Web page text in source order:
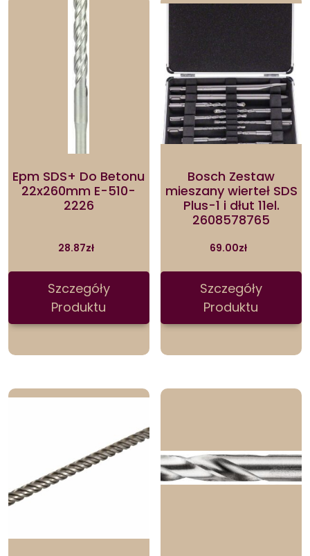
Epm SDS+ Do Betonu
22x260mm E-510-
2226
28.87zł
Szczegóły
Produktu
Bosch Zestaw
mieszany wierteł SDS
Plus-1 i dłut 11el.
2608578765
69.00zł
Szczegóły
Produktu